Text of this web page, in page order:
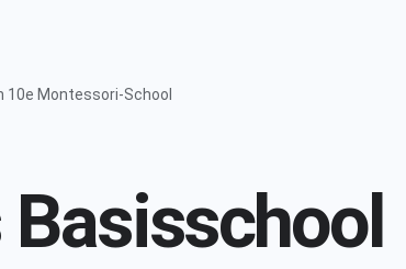
10e Montessori-School